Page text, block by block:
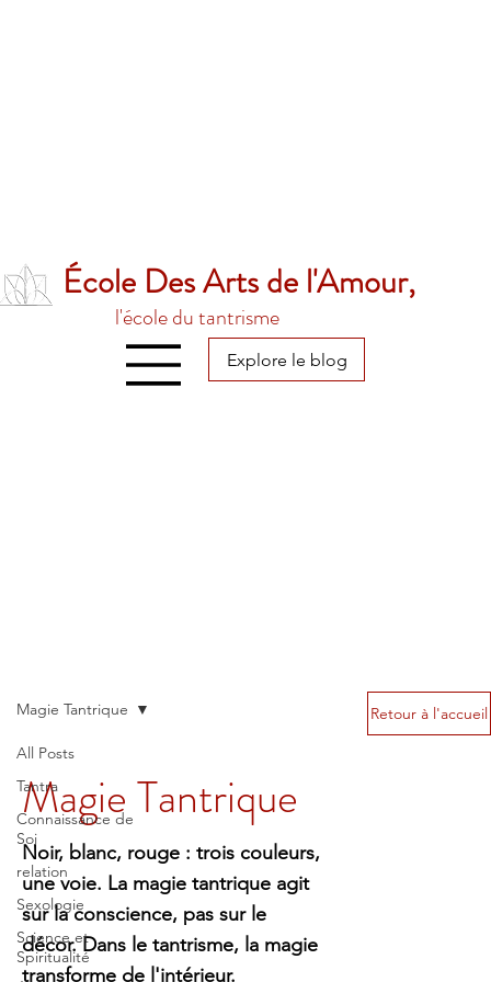
École Des Arts de l'Amour,
l'école du tantrisme
Explore le blog
All Posts
Tantra
Connaissance de
Soi
relation
Sexologie
Science et
Spiritualité
Magie Tantrique
Magie Tantrique
Noir, blanc, rouge : trois couleurs,
une voie. La magie tantrique agit
sur la conscience, pas sur le
décor. Dans le tantrisme, la magie
transforme de l'intérieur.
Retour à l'accueil